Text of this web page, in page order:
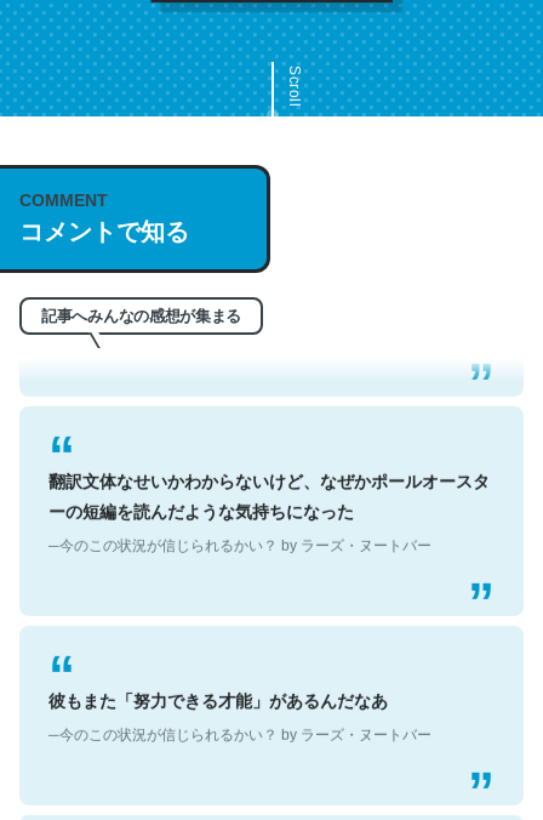
Scroll
COMMENT
コメントで知る
記事へみんなの感想が集まる
これは名文。彼はとてもクレバーなんだろうなと凄く思
─今のこの状況が信じられるかい？ by ラーズ・ヌートバー
翻訳文体なせいかわからないけど、なぜかポールオースタ
ーの短編を読んだような気持ちになった
─今のこの状況が信じられるかい？ by ラーズ・ヌートバー
彼もまた「努力できる才能」があるんだなあ
─今のこの状況が信じられるかい？ by ラーズ・ヌートバー